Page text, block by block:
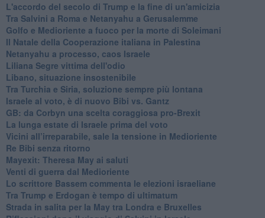
L'accordo del secolo di Trump e la fine di un'amicizia
Tra Salvini a Roma e Netanyahu a Gerusalemme
Golfo e Medioriente a fuoco per la morte di Soleimani
Il Natale della Cooperazione italiana in Palestina
Netanyahu a processo, caos Israele
Liliana Segre vittima dell'odio
Libano, situazione insostenibile
Tra Turchia e Siria, soluzione sempre più lontana
Israele al voto, è di nuovo Bibi vs. Gantz
GB: da Corbyn una scelta coraggiosa pro-Brexit
La lunga estate di Israele prima del voto
Vicini all’irreparabile, sale la tensione in Medioriente
Re Bibi senza ritorno
Mayexit: Theresa May ai saluti
Venti di guerra dal Medioriente
Lo scrittore Bassem commenta le elezioni israeliane
Tra Trump e Erdogan è tempo di ultimatum
Strada in salita per la May tra Londra e Bruxelles